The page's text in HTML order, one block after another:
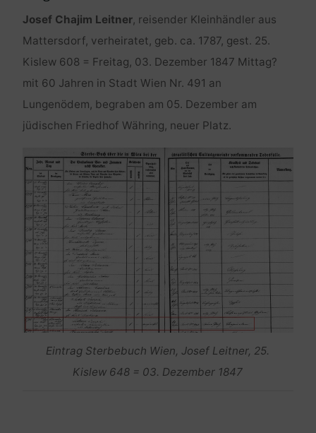
Josef Chajim Leitner, reisender Kleinhändler aus
Mattersdorf, verheiratet, geb. ca. 1787, gest. 25.
Kislew 608 = Freitag, 03. Dezember 1847 Mittag?
mit 60 Jahren in Stadt Wien Nr. 491 an
Lungenödem, begraben am 05. Dezember am
jüdischen Friedhof Währing, neuer Platz.
Eintrag Sterbebuch Wien, Josef Leitner, 25.
Kislew 648 = 03. Dezember 1847